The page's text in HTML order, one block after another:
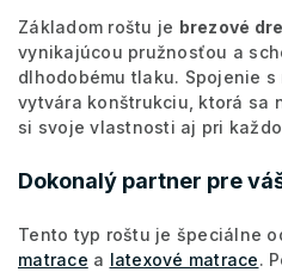
Základom roštu je brezové
vynikajúcou pružnosťou a
dlhodobému tlaku. Spojenie s
vytvára konštrukciu, ktorá sa
si svoje vlastnosti aj pri
Dokonalý partner pre
Tento typ roštu je špeciálne
matrace a latexové matrace.